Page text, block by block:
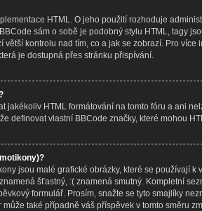
HTML. O jeho použití rozhoduje
sám o sobě je podobný stylu HTML, tagy
větší kontrolu nad tím, co a jak se zobrazí. Pro více
je dostupná přes stránku přispívání.
jakékoliv HTML formátování na tomto fóru a ani
definovat vlastní BBCode značky, které mohou
jsou malé grafické obrázky, které se používají k
šťastný, :( znamená smutný. Kompletní
formulář. Prosím, snažte se tyto smajlíky
také případně váš příspěvek v tomto směru